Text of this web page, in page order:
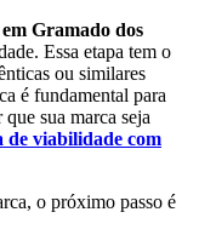
Gramado dos
Essa etapa tem o
ou similares
é fundamental para
sua marca seja
de viabilidade com
o próximo passo é